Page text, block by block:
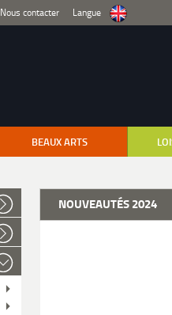
Nous contacter Langue
BEAUX ARTS
NOUVEAUTÉS 2024